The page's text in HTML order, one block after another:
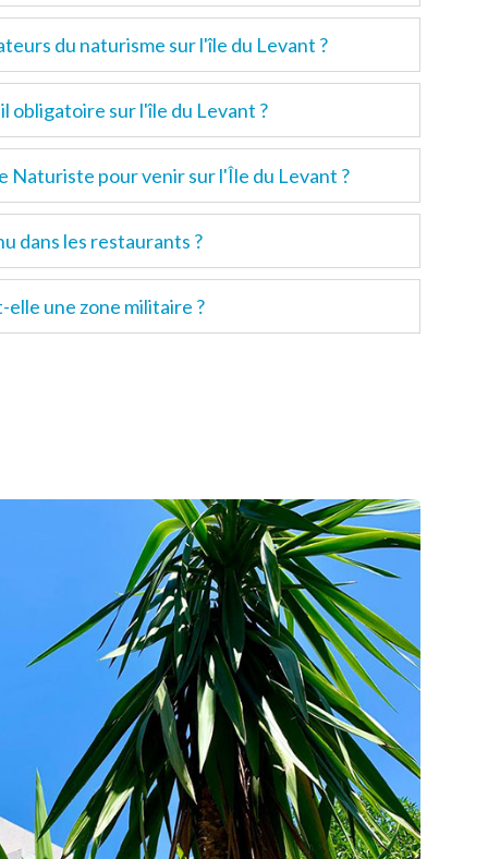
du naturisme sur l'île du Levant ?
obligatoire sur l'île du Levant ?
Naturiste pour venir sur l'Île du Levant ?
dans les restaurants ?
elle une zone militaire ?